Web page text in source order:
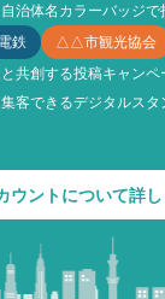
治体名カラーバッジで
鉄
△△市観光協会
共創する投稿キャンペ
客できるデジタルスタ
ウントについて詳